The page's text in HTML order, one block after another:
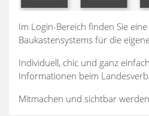
Im Login-Bereich finden Sie
Baukastensystems für die
Individuell, chic und ganz
Informationen beim
Mitmachen und sichtbar